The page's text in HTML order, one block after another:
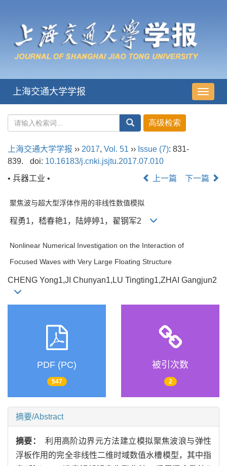
导
航
上海交通大学学报
上海交通大学学报 ›› 2017, Vol. 51 ›› Issue (7): 831-
839.
doi: 10.16183/j.cnki.jsjtu.2017.07.010
• 兵器工业 •
上一篇 下一篇
聚焦波与超大型浮体作用的非线性数值模拟
程勇1，嵇春艳1，陆婷婷1，翟钢军2
Nonlinear Numerical Investigation on the Interaction of
Focused Waves with Very Large Floating Structure
CHENG Yong1,JI Chunyan1,LU Tingting1,ZHAI Gangjun2
PDF (PC)
547
被引次数
2
摘要/Abstract
摘要：
利用高阶边界元方法建立模拟聚焦波浪与弹性
浮板作用的完全非线性二维时域数值水槽模型，其中指